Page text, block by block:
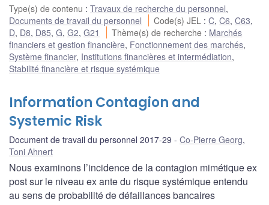
Type(s) de contenu : Travaux de recherche du personnel,
Documents de travail du personnel
Code(s) JEL :C,C6,C63,
D, D8, D85, G, G2, G21 Thème(s) de recherche : Marchés
financiers et gestion financière, Fonctionnement des marchés,
Système financier, Institutions financières et intermédiation,
Stabilité financière et risque systémique
Information Contagion and
Systemic Risk
Document de travail du personnel 2017-29 Co-Pierre Georg,
Toni Ahnert
Nous examinons l’incidence de la contagion mimétique ex
post sur le niveau ex ante du risque systémique entendu
au sens de probabilité de défaillances bancaires